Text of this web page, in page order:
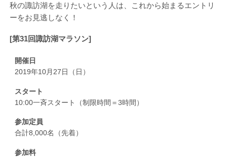
秋の諏訪湖を走りたいという人は、これから始まるエントリ
ーをお見逃しなく！
[第31回諏訪湖マラソン]
開催日
2019年10月27日（日）
スタート
10:00一斉スタート（制限時間＝3時間）
参加定員
合計8,000名（先着）
参加料